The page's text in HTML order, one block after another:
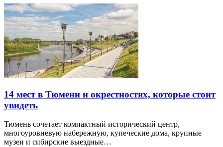
14 мест в Тюмени и окрестностях, которые стоит
увидеть
Тюмень сочетает компактный исторический центр,
многоуровневую набережную, купеческие дома, крупные
музеи и сибирские выездные…